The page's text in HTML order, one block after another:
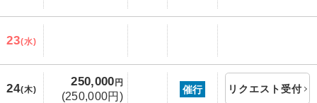
23(水)
24(木)
250,000円
(250,000円)
催行 リクエスト受付